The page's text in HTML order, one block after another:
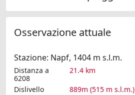
Osservazione attuale
Stazione: Napf, 1404 m s.l.m.
Distanza a
6208
21.4 km
Dislivello
889m (515 m s.l.m.)